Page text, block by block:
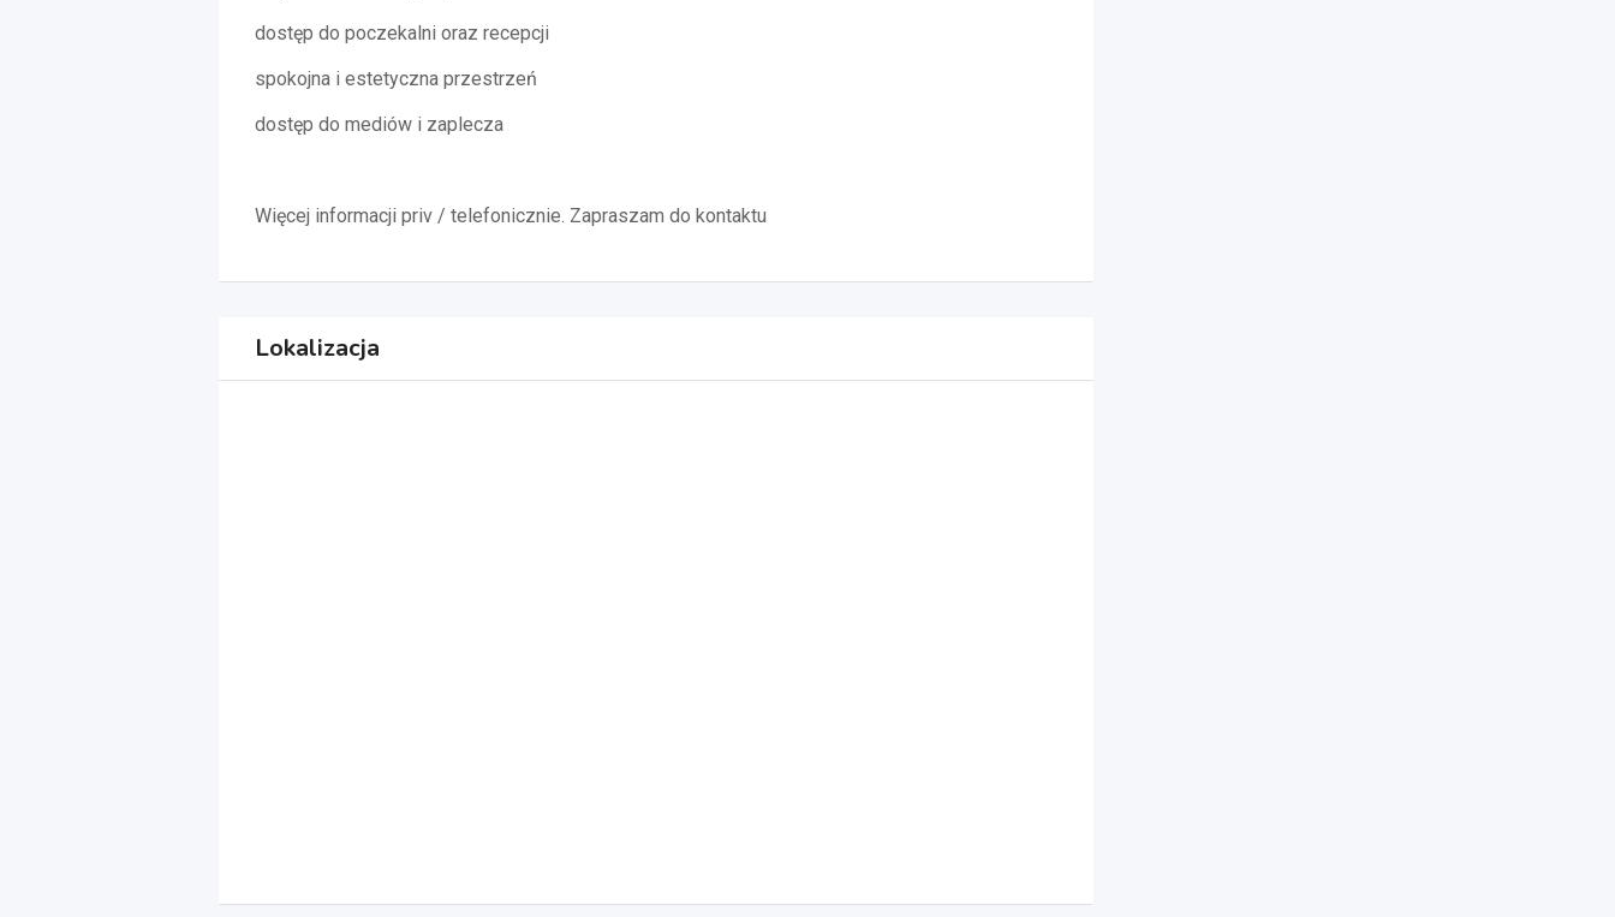
dostęp do poczekalni oraz recepcji
spokojna i estetyczna przestrzeń
dostęp do mediów i zaplecza
Więcej informacji priv / telefonicznie. Zapraszam do kontaktu
Lokalizacja